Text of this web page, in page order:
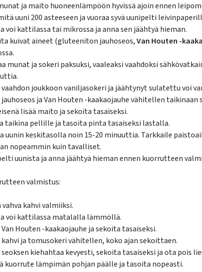
ja maito huoneenlämpöön hyvissä ajoin ennen
uuni 200 asteeseen ja vuoraa syvä uunipelti
voi kattilassa tai mikrossa ja anna sen jäähtyä hieman.
kuivat aineet (gluteeniton jauhoseos,Van Houten -
munat ja sokeri paksuksi, vaaleaksi vaahdoksi
vaahdon joukkoon vaniljasokeri ja jäähtynyt sulatettu voi
jauhoseos ja Van Houten -kaakaojauhe vähitellen
lisää maito ja sekoita tasaiseksi.
taikina pellille ja tasoita pinta tasaiseksi lastalla.
uunin keskitasolla noin 15-20 minuuttia. Tarkkaile
nopeammin kuin tavalliset.
uunista ja anna jäähtyä hieman ennen kuorrutteen
valmistus:
vahva kahvi valmiiksi.
voi kattilassa matalalla lämmöllä.
Van Houten -kaakaojauhe ja sekoita tasaiseksi.
kahvi ja tomusokeri vähitellen, koko ajan sekoittaen.
seoksen kiehahtaa kevyesti, sekoita tasaiseksi ja ota pois
kuorrute lämpimän pohjan päälle ja tasoita nopeasti.